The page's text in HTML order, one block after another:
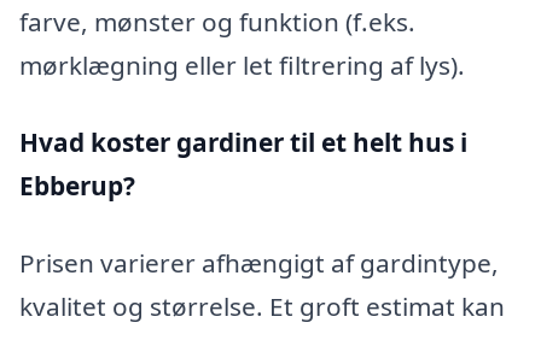
farve, mønster og funktion (f.eks.
mørklægning eller let filtrering af lys).
Hvad koster gardiner til et helt hus i
Ebberup?
Prisen varierer afhængigt af gardintype,
kvalitet og størrelse. Et groft estimat kan